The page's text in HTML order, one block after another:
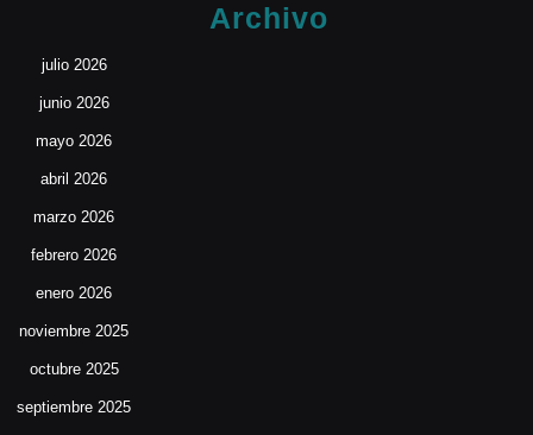
Archivo
julio 2026
junio 2026
mayo 2026
abril 2026
marzo 2026
febrero 2026
enero 2026
noviembre 2025
octubre 2025
septiembre 2025